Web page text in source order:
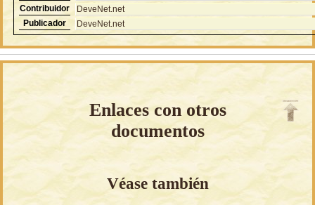
Contribuidor
DeveNet.net
Publicador
DeveNet.net
Enlaces con otros
documentos
Véase también